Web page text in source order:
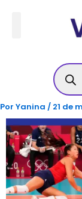
de
Por Yanina / 21 de